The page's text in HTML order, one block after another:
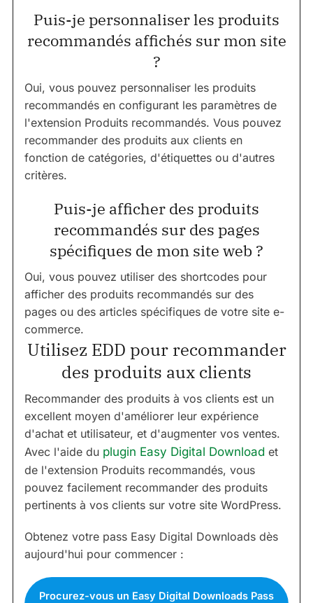
Puis-je personnaliser les produits
recommandés affichés sur mon site
?
Oui, vous pouvez personnaliser les produits
recommandés en configurant les paramètres de
l'extension Produits recommandés. Vous pouvez
recommander des produits aux clients en
fonction de catégories, d'étiquettes ou d'autres
critères.
Puis-je afficher des produits
recommandés sur des pages
spécifiques de mon site web ?
Oui, vous pouvez utiliser des shortcodes pour
afficher des produits recommandés sur des
pages ou des articles spécifiques de votre site e-
commerce.
Utilisez EDD pour recommander
des produits aux clients
Recommander des produits à vos clients est un
excellent moyen d'améliorer leur expérience
d'achat et utilisateur, et d'augmenter vos ventes.
Avec l'aide du plugin Easy Digital Download et
de l'extension Produits recommandés, vous
pouvez facilement recommander des produits
pertinents à vos clients sur votre site WordPress.
Obtenez votre pass Easy Digital Downloads dès
aujourd'hui pour commencer :
Procurez-vous un Easy Digital Downloads Pass